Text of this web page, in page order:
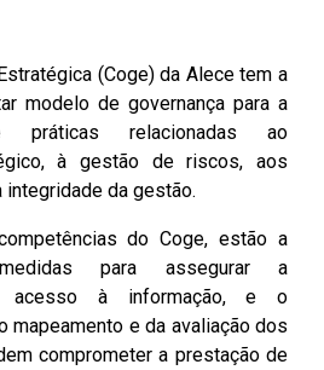
-
de
Atividades
e
Ceará
e
Hí­
da Alece
(Coge) da Alece tem a
modelo de governança para a
práticas relacionadas ao
à gestão de riscos, aos
da gestão.
do Coge, estão a
para assegurar a
acesso à informação, e o
mapeamento e da avaliação dos
comprometer a prestação de